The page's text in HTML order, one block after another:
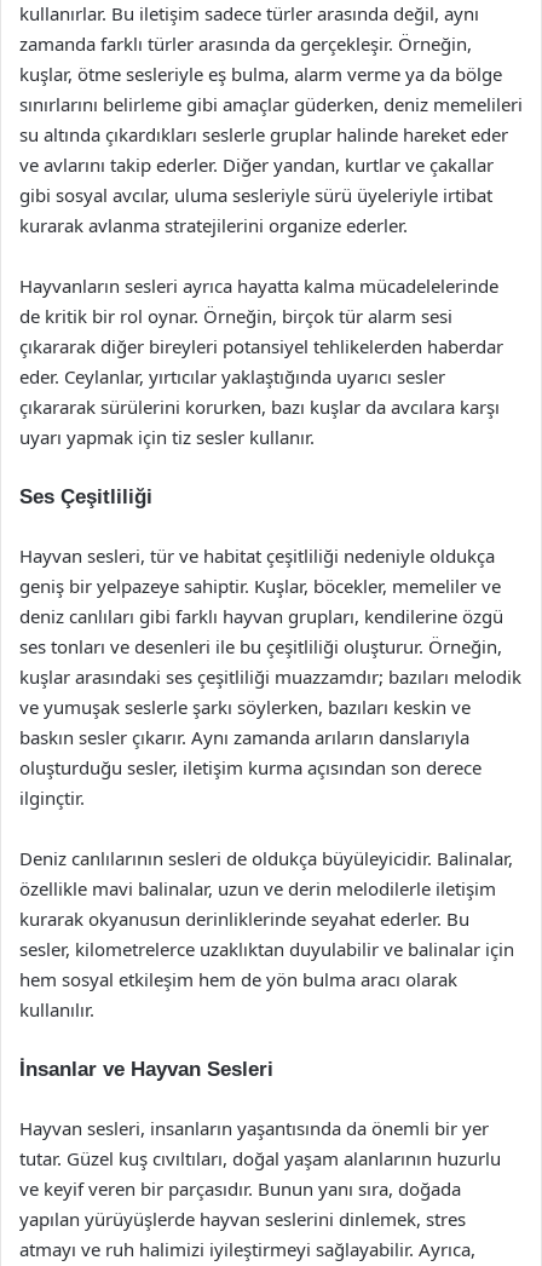
kullanırlar. Bu iletişim sadece türler arasında değil, aynı
zamanda farklı türler arasında da gerçekleşir. Örneğin,
kuşlar, ötme sesleriyle eş bulma, alarm verme ya da bölge
sınırlarını belirleme gibi amaçlar güderken, deniz memelileri
su altında çıkardıkları seslerle gruplar halinde hareket eder
ve avlarını takip ederler. Diğer yandan, kurtlar ve çakallar
gibi sosyal avcılar, uluma sesleriyle sürü üyeleriyle irtibat
kurarak avlanma stratejilerini organize ederler.
Hayvanların sesleri ayrıca hayatta kalma mücadelelerinde
de kritik bir rol oynar. Örneğin, birçok tür alarm sesi
çıkararak diğer bireyleri potansiyel tehlikelerden haberdar
eder. Ceylanlar, yırtıcılar yaklaştığında uyarıcı sesler
çıkararak sürülerini korurken, bazı kuşlar da avcılara karşı
uyarı yapmak için tiz sesler kullanır.
Ses Çeşitliliği
Hayvan sesleri, tür ve habitat çeşitliliği nedeniyle oldukça
geniş bir yelpazeye sahiptir. Kuşlar, böcekler, memeliler ve
deniz canlıları gibi farklı hayvan grupları, kendilerine özgü
ses tonları ve desenleri ile bu çeşitliliği oluşturur. Örneğin,
kuşlar arasındaki ses çeşitliliği muazzamdır; bazıları melodik
ve yumuşak seslerle şarkı söylerken, bazıları keskin ve
baskın sesler çıkarır. Aynı zamanda arıların danslarıyla
oluşturduğu sesler, iletişim kurma açısından son derece
ilginçtir.
Deniz canlılarının sesleri de oldukça büyüleyicidir. Balinalar,
özellikle mavi balinalar, uzun ve derin melodilerle iletişim
kurarak okyanusun derinliklerinde seyahat ederler. Bu
sesler, kilometrelerce uzaklıktan duyulabilir ve balinalar için
hem sosyal etkileşim hem de yön bulma aracı olarak
kullanılır.
İnsanlar ve Hayvan Sesleri
Hayvan sesleri, insanların yaşantısında da önemli bir yer
tutar. Güzel kuş cıvıltıları, doğal yaşam alanlarının huzurlu
ve keyif veren bir parçasıdır. Bunun yanı sıra, doğada
yapılan yürüyüşlerde hayvan seslerini dinlemek, stres
atmayı ve ruh halimizi iyileştirmeyi sağlayabilir. Ayrıca,